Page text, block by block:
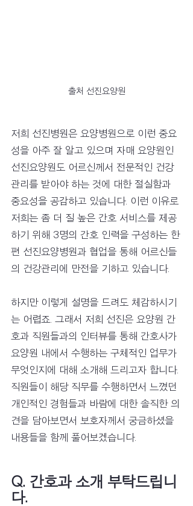
출처 선진요양원
저희 선진병원은 요양병원으로 이런 중요
성을 아주 잘 알고 있으며 자매 요양원인
선진요양원도 어르신께서 전문적인 건강
관리를 받아야 하는 것에 대한 절실함과
중요성을 공감하고 있습니다. 이런 이유로
저희는 좀 더 질 높은 간호 서비스를 제공
하기 위해 3명의 간호 인력을 구성하는 한
편 선진요양병원과 협업을 통해 어르신들
의 건강관리에 만전을 기하고 있습니다.
하지만 이렇게 설명을 드려도 체감하시기
는 어렵죠. 그래서 저희 선진은 요양원 간
호과 직원들과의 인터뷰를 통해 간호사가
요양원 내에서 수행하는 구체적인 업무가
무엇인지에 대해 소개해 드리고자 합니다.
직원들이 해당 직무를 수행하면서 느꼈던
개인적인 경험들과 바람에 대한 솔직한 의
견을 담아보면서 보호자께서 궁금하셨을
내용들을 함께 풀어보겠습니다.
Q. 간호과 소개 부탁드립니
다.